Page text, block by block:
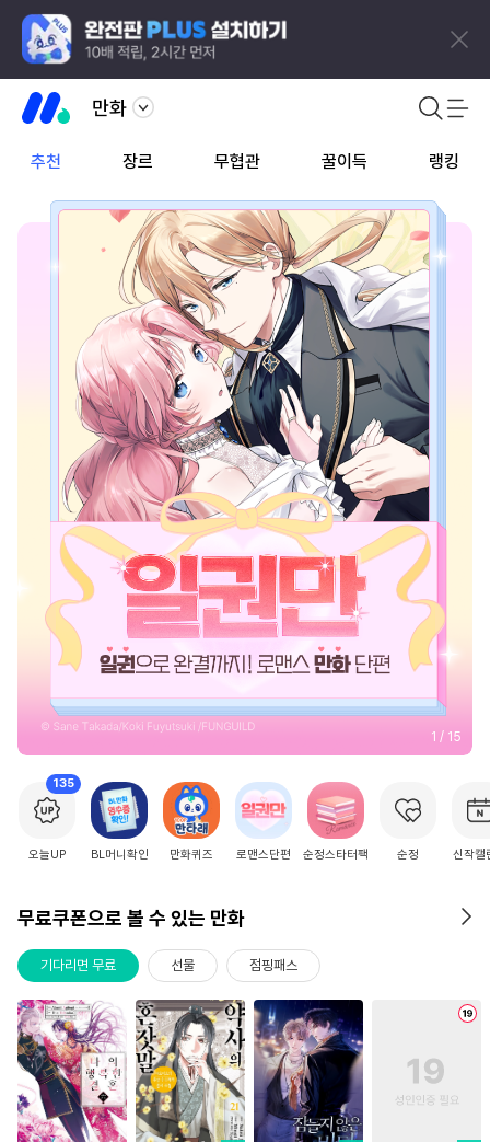
만화
추천 장르 무협관 꿀이득 랭킹
2 / 15
135
오늘UP BL머니확인 만화퀴즈 로맨스단편 순정스타터팩 순정 신작캘
무료쿠폰으로 볼 수 있는 만화
기다리면 무료 선물 점핑패스